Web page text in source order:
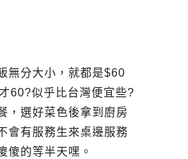
無分大小，就都是$60
60?似乎比台灣便宜些?
，選好菜色後拿到廚房
會有服務生來桌邊服務
傻的等半天嘿。